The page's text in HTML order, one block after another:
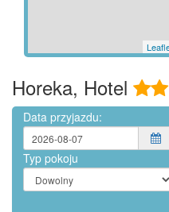
Horeka, Hotel
Data przyjazdu:
Typ pokoju